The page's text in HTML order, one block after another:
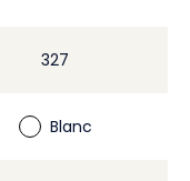
327
Blanc